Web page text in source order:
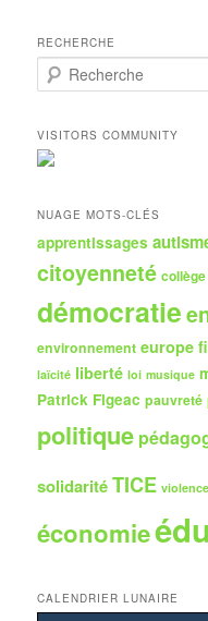
RECHERCHE
e
h
e
r
h
VISITORS COMMUNITY
NUAGE MOTS-CLÉS
apprentissages
citoyenneté collège
démocratie
environnement europe
laïcité liberté loi musique
Patrick Figeac pauvreté
politique
solidaritéTICE violence
économie
CALENDRIER LUNAIRE